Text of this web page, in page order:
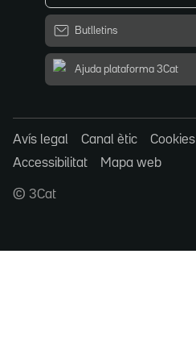
Butlletins
Ajuda plataforma 3Cat
Avís legal Canal ètic Cookies
Accessibilitat
Mapa web
© 3Cat